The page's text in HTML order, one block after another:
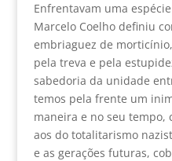
Enfrentavam uma
Marcelo Coelho definiu
embriaguez de
pela treva e pela
sabedoria da unidade
temos pela frente um
maneira e no seu tempo,
aos do totalitarismo
e as gerações futuras,